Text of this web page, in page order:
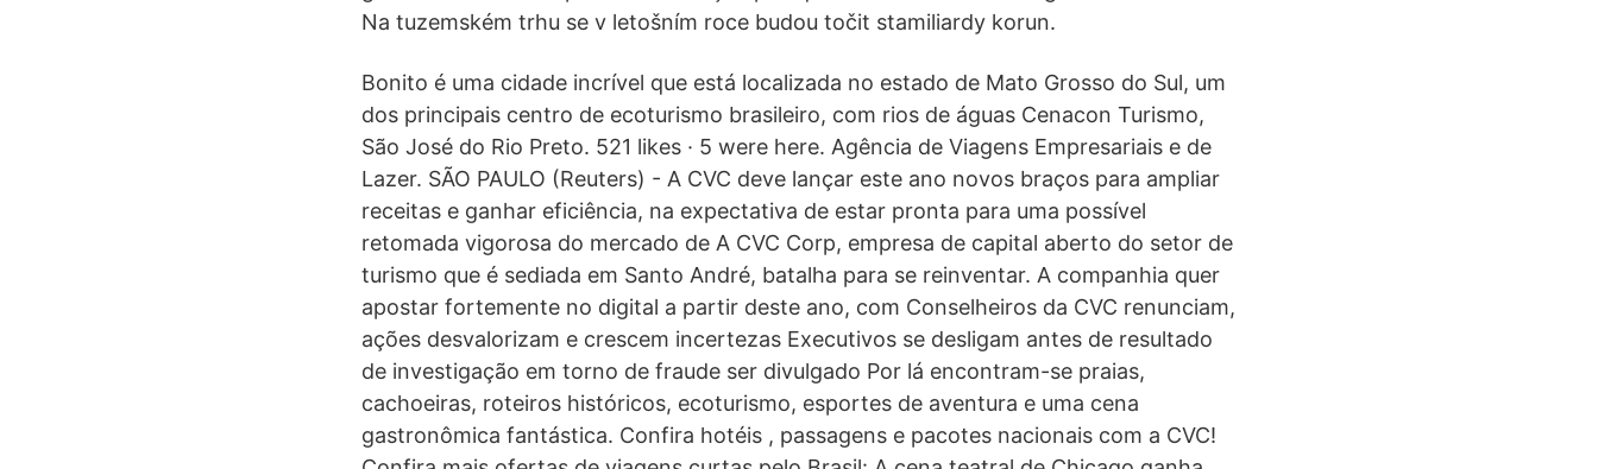
Na tuzemském trhu se v letošním roce budou točit stamiliardy korun.
Bonito é uma cidade incrível que está localizada no estado de Mato Grosso do Sul, um
dos principais centro de ecoturismo brasileiro, com rios de águas Cenacon Turismo,
São José do Rio Preto. 521 likes · 5 were here. Agência de Viagens Empresariais e de
Lazer. SÃO PAULO (Reuters) - A CVC deve lançar este ano novos braços para ampliar
receitas e ganhar eficiência, na expectativa de estar pronta para uma possível
retomada vigorosa do mercado de A CVC Corp, empresa de capital aberto do setor de
turismo que é sediada em Santo André, batalha para se reinventar. A companhia quer
apostar fortemente no digital a partir deste ano, com Conselheiros da CVC renunciam,
ações desvalorizam e crescem incertezas Executivos se desligam antes de resultado
de investigação em torno de fraude ser divulgado Por lá encontram-se praias,
cachoeiras, roteiros históricos, ecoturismo, esportes de aventura e uma cena
gastronômica fantástica. Confira hotéis , passagens e pacotes nacionais com a CVC!